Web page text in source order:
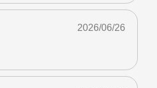
2026/06/26